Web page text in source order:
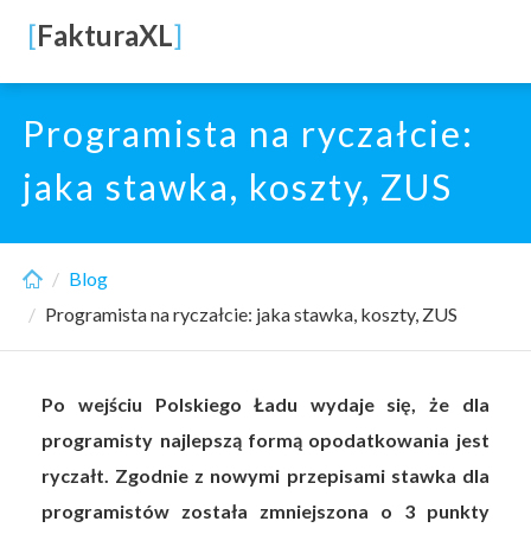
main
content
[FakturaXL]
Programista na ryczałcie:
jaka stawka, koszty, ZUS
Blog
Programista na ryczałcie: jaka stawka, koszty, ZUS
Po wejściu Polskiego Ładu wydaje się, że dla
programisty najlepszą formą opodatkowania jest
ryczałt. Zgodnie z nowymi przepisami stawka dla
programistów została zmniejszona o 3 punkty